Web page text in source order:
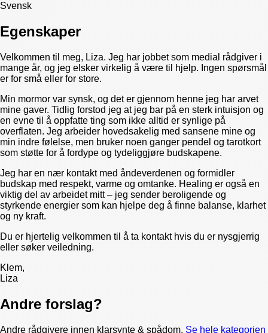
Svensk
Egenskaper
Velkommen til meg, Liza. Jeg har jobbet som medial rådgiver i
mange år, og jeg elsker virkelig å være til hjelp. Ingen spørsmål
er for små eller for store.
Min mormor var synsk, og det er gjennom henne jeg har arvet
mine gaver. Tidlig forstod jeg at jeg bar på en sterk intuisjon og
en evne til å oppfatte ting som ikke alltid er synlige på
overflaten. Jeg arbeider hovedsakelig med sansene mine og
min indre følelse, men bruker noen ganger pendel og tarotkort
som støtte for å fordype og tydeliggjøre budskapene.
Jeg har en nær kontakt med åndeverdenen og formidler
budskap med respekt, varme og omtanke. Healing er også en
viktig del av arbeidet mitt – jeg sender beroligende og
styrkende energier som kan hjelpe deg å finne balanse, klarhet
og ny kraft.
Du er hjertelig velkommen til å ta kontakt hvis du er nysgjerrig
eller søker veiledning.
Klem,
Liza
Andre forslag?
Andre rådgivere innen klarsynte & spådom. Se hele kategorien